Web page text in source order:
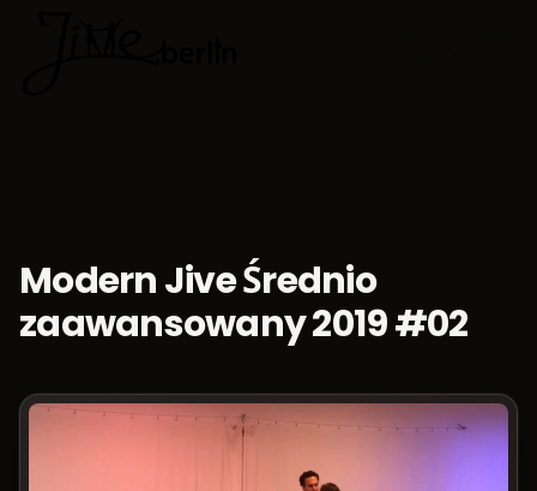
Modern Jive Średnio
zaawansowany 2019 #02